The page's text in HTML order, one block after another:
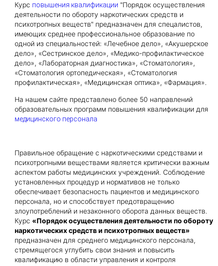
Курс повышения квалификации "Порядок осуществления
деятельности по обороту наркотических средств и
психотропных веществ" предназначен для спецалистов,
имеющих среднее профессиональное образование по
одной из специальностей: «Лечебное дело», «Акушерское
дело», «Сестринское дело», «Медико-профилактическое
дело», «Лабораторная диагностика», «Стоматология»,
«Стоматология ортопедическая», «Стоматология
профилактическая», «Медицинская оптика», «Фармация».
На нашем сайте представлено более 50 направлений
образовательных программ повышения квалификации для
медицинского персонала
Правильное обращение с наркотическими средствами и
психотропными веществами является критически важным
аспектом работы медицинских учреждений. Соблюдение
установленных процедур и нормативов не только
обеспечивает безопасность пациентов и медицинского
персонала, но и способствует предотвращению
злоупотреблений и незаконного оборота данных веществ.
Курс «Порядок осуществления деятельности по обороту
наркотических средств и психотропных веществ»
предназначен для среднего медицинского персонала,
стремящегося углубить свои знания и повысить
квалификацию в области управления и контроля
Получить консультацию
Даю согласие наобработку персональных
данныхиe-mail рассылку
Приложите документы
Получить консультацию
Даю согласие на
обработку персональных
данныхи e-mail рассылку
данныхиe-mail рассылку